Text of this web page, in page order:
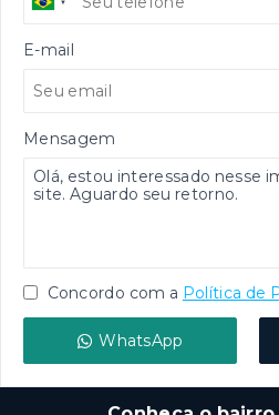
E-mail
Mensagem
Concordo com a Política de
WhatsApp